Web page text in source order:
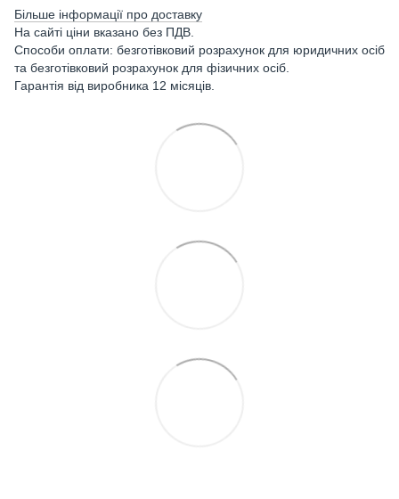
Більше інформації про доставку
На сайті ціни вказано без ПДВ.
Способи оплати: безготівковий розрахунок для юридичних осіб
та безготівковий розрахунок для фізичних осіб.
Гарантія від виробника 12 місяців.